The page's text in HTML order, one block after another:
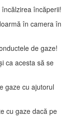
încăperii!
în camera în
de gaze!
ca acesta să se
gaze cu ajutorul
cu gaze dacă pe